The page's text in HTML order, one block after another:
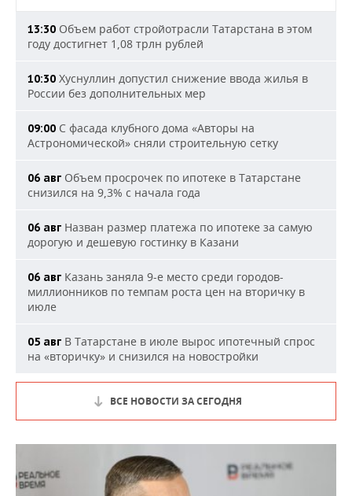
13:30 Объем работ стройотрасли Татарстана в этом
году достигнет 1,08 трлн рублей
10:30 Хуснуллин допустил снижение ввода жилья в
России без дополнительных мер
09:00 С фасада клубного дома «Авторы на
Астрономической» сняли строительную сетку
06 авг Объем просрочек по ипотеке в Татарстане
снизился на 9,3% с начала года
06 авг Назван размер платежа по ипотеке за самую
дорогую и дешевую гостинку в Казани
06 авг Казань заняла 9-е место среди городов-
миллионников по темпам роста цен на вторичку в
июле
05 авг В Татарстане в июле вырос ипотечный спрос
на «вторичку» и снизился на новостройки
ВСЕ НОВОСТИ ЗА СЕГОДНЯ